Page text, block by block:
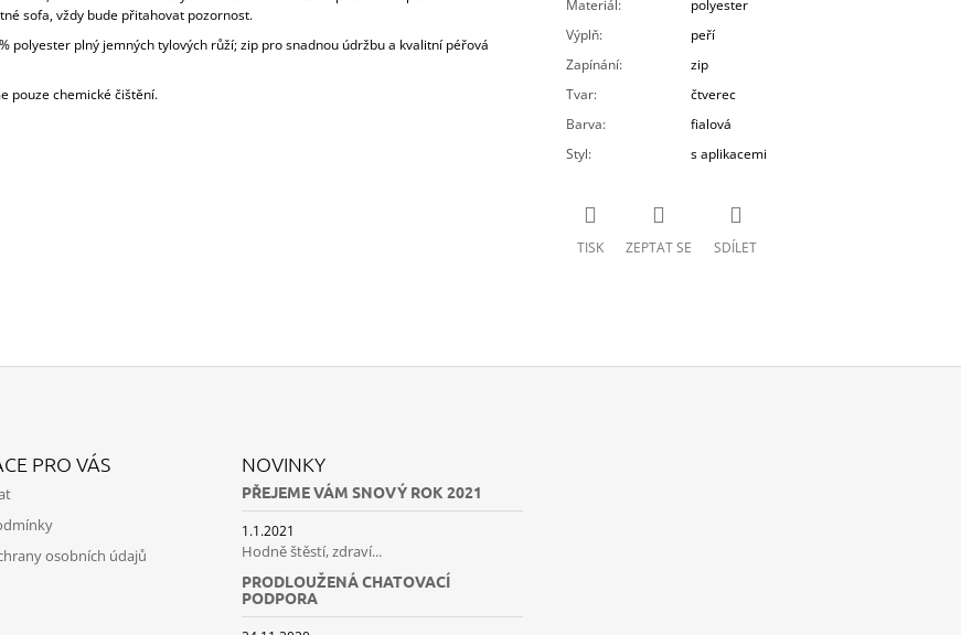
sofa, vždy bude přitahovat pozornost.
polyester plný jemných tylových růží; zip pro snadnou údržbu a kvalitní péřová
pouze chemické čištění.
Materiál:
polyester
Výplň:
peří
Zapínání:
zip
Tvar:
čtverec
Barva:
fialová
Styl: s aplikacemi
TISK ZEPTAT SE SDÍLET
PRO VÁS
osobních údajů
NOVINKY
PŘEJEME VÁM SNOVÝ ROK 2021
1.1.2021
Hodně štěstí, zdraví...
PRODLOUŽENÁ CHATOVACÍ
PODPORA